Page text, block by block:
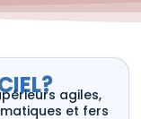
agiles,
et fers